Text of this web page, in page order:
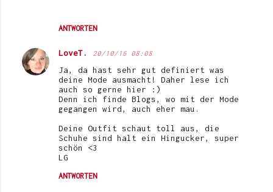
ANTWORTEN
LoveT. 20/10/16 08:08
Ja, da hast sehr gut definiert was
deine Mode ausmacht! Daher lese ich
auch so gerne hier :)
Denn ich finde Blogs, wo mit der Mode
gegangen wird, auch eher mau.
Deine Outfit schaut toll aus, die
Schuhe sind halt ein Hingucker, super
schön <3
LG
ANTWORTEN